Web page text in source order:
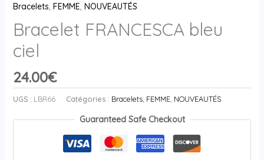
Bracelets, FEMME, NOUVEAUTÉS
Bracelet FRANCESCA bleu
ciel
24.00€
UGS : LBR66 Catégories : Bracelets, FEMME, NOUVEAUTÉS
Guaranteed Safe Checkout